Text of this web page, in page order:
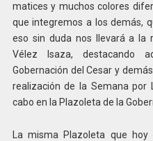
matices y muchos colores
que integremos a los demás,
eso sin duda nos llevará a la
Vélez Isaza, destacando
Gobernación del Cesar y
realización de la Semana por
cabo en la Plazoleta de la
La misma Plazoleta que